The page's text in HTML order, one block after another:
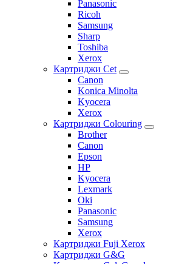
Panasonic
Ricoh
Samsung
Sharp
Toshiba
Xerox
Картриджи Cet
Canon
Konica Minolta
Kyocera
Xerox
Картриджи Colouring
Brother
Canon
Epson
HP
Kyocera
Lexmark
Oki
Panasonic
Samsung
Xerox
Картриджи Fuji Xerox
Картриджи G&G